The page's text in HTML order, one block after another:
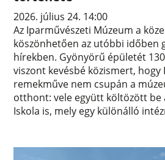
2026. július 24. 14:00
Az Iparművészeti Múzeum a
köszönhetően az utóbbi időben
hírekben. Gyönyörű épületét
viszont kevésbé közismert, hogy
remekműve nem csupán a
otthont: vele együtt költözött be
Iskola is, mely egy különálló